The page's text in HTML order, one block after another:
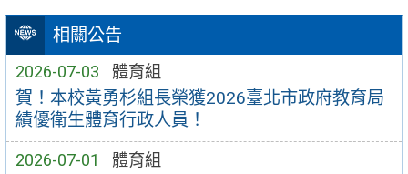
相關公告
2026-07-03 體育組
賀！本校黃勇杉組長榮獲2026臺北市政府教育局
績優衛生體育行政人員！
2026-07-01 體育組